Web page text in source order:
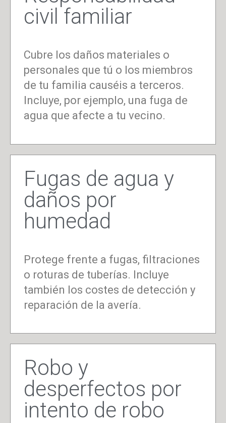
civil familiar
Cubre los daños materiales o
personales que tú o los miembros
de tu familia causéis a terceros.
Incluye, por ejemplo, una fuga de
agua que afecte a tu vecino.
Fugas de agua y
daños por
humedad
Protege frente a fugas, filtraciones
o roturas de tuberías. Incluye
también los costes de detección y
reparación de la avería.
Robo y
desperfectos por
intento de robo